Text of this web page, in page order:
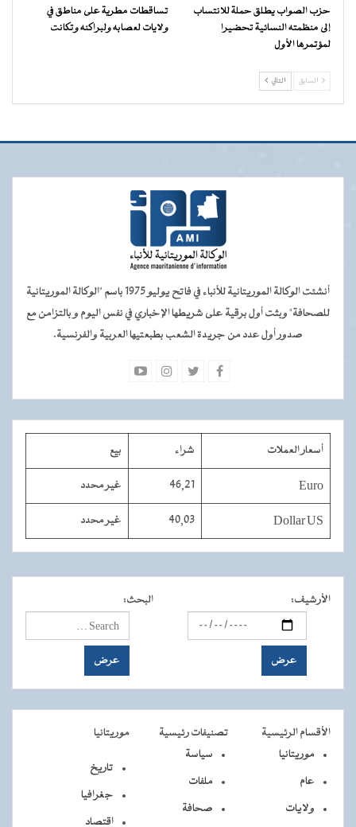
حزب الصواب يطلق حملة للانتساب
إلى منظمته النسائية تحضيرا
لمؤتمرها الأول
تساقطات مطرية على مناطق في
ولايات لعصابه ولبراكنه وتكانت
السابق التالي
أنشئت الوكالة الموريتانية للأنباء في فاتح يوليو 1975 باسم "الوكالة الموريتانية
للصحافة" وبثت أول برقية على شريطها الإخباري في نفس اليوم و بالتزامن مع
صدور أول عدد من جريدة الشعب بطبعتيها العربية والفرنسية.
أسعار العملات شراء بيع
Euro
46,21 غير محدد
Dollar US
40,03 غير محدد
الأرشيف: البحث:
الأقسام الرئيسية تصنيفات رئيسية
موريتانيا
موريتانيا
عام
ولايات
سياسة
ملفات
صحافة
تاريخ
جغرافيا
اقتصاد